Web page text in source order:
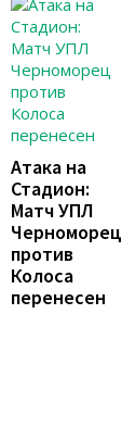
Атака на
Стадион:
Матч УПЛ
Черноморец
против
Колоса
перенесен